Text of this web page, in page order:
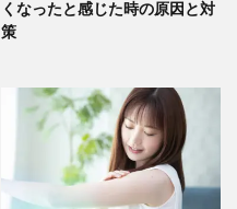
くなったと感じた時の原因と対
策